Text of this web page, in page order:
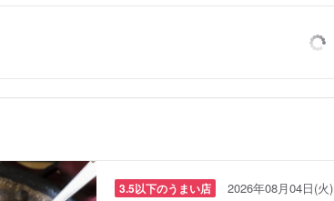
3.5以下のうまい店 2026年08月04日(火)